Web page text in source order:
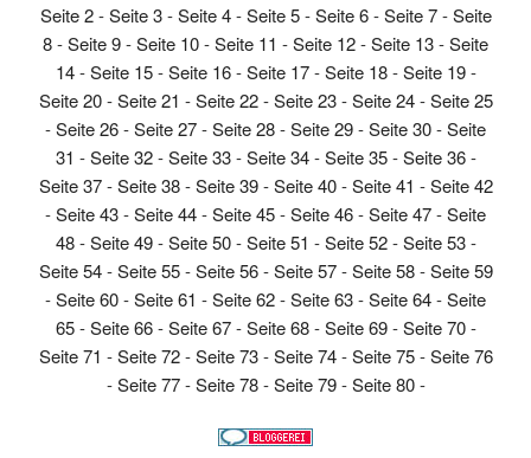
Seite 2-Seite 3-Seite 4-Seite 5-Seite 6-Seite 7-Seite
8-Seite 9-Seite 10-Seite 11 -Seite 12-Seite 13-Seite
14-Seite 15-Seite 16-Seite 17-Seite 18-Seite 19-
Seite 20-Seite 21 -Seite 22-Seite 23-Seite 24-Seite 25
-Seite 26-Seite 27-Seite 28-Seite 29-Seite 30-Seite
31 -Seite 32-Seite 33-Seite 34-Seite 35-Seite 36-
Seite 37-Seite 38-Seite 39-Seite 40-Seite 41 -Seite 42
-Seite 43-Seite 44-Seite 45-Seite 46-Seite 47-Seite
48-Seite 49-Seite 50-Seite 51 -Seite 52-Seite 53-
Seite 54-Seite 55-Seite 56-Seite 57-Seite 58-Seite 59
-Seite 60-Seite 61 -Seite 62-Seite 63-Seite 64-Seite
65-Seite 66-Seite 67-Seite 68-Seite 69-Seite 70-
Seite 71 -Seite 72-Seite 73-Seite 74-Seite 75-Seite 76
-Seite 77-Seite 78-Seite 79-Seite 80-